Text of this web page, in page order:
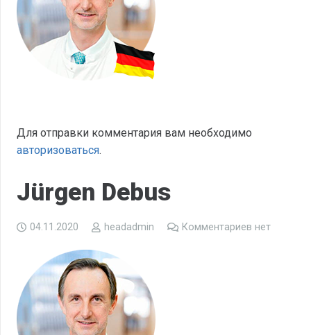
Для отправки комментария вам необходимо
авторизоваться.
Jürgen Debus
04.11.2020 headadmin Комментариев нет